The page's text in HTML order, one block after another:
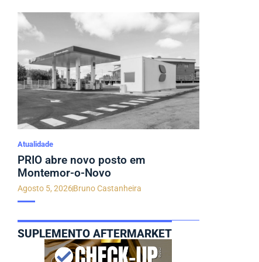
Atualidade
PRIO abre novo posto em
Montemor-o-Novo
Agosto 5, 2026Bruno Castanheira
SUPLEMENTO AFTERMARKET